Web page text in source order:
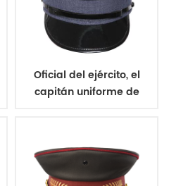
Oficial del ejército, el
capitán uniforme de